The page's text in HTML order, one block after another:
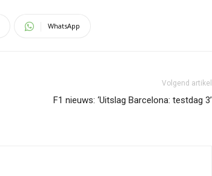
WhatsApp
Volgend artikel
F1 nieuws: ‘Uitslag Barcelona: testdag 3’